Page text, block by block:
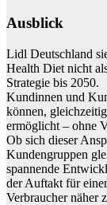
Ausblick
Lidl Deutschland
Health Diet nicht
Strategie bis 2050.
Kundinnen und
können,
ermöglicht – ohne
Ob sich dieser
Kundengruppen
spannende
der Auftakt für
Verbraucher näher